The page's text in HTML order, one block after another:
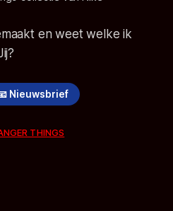
en weet welke ik
Nieuwsbrief
THINGS